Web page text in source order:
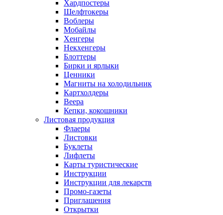
Хардпостеры
Шелфтокеры
Воблеры
Мобайлы
Хенгеры
Некхенгеры
Блоттеры
Бирки и ярлыки
Ценники
Магниты на холодильник
Картхолдеры
Веера
Кепки, кокошники
Листовая продукция
Флаеры
Листовки
Буклеты
Лифлеты
Карты туристические
Инструкции
Инструкции для лекарств
Промо-газеты
Приглашения
Открытки